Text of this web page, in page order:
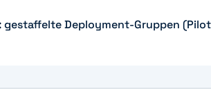
gestaffelte Deployment-Gruppen